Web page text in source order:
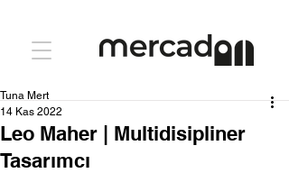
Leo Maher | Multidisipliner
Tasarımcı
Tuna Mert
14 Kas 2022